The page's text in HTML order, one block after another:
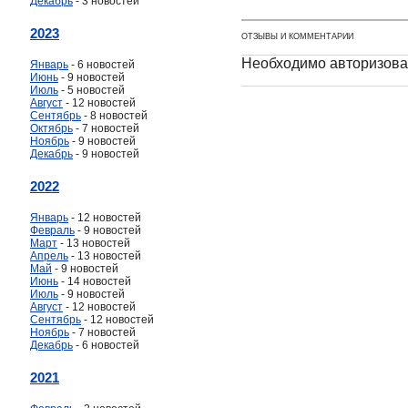
2023
Январь - 6 новостей
Июнь - 9 новостей
Июль - 5 новостей
Август - 12 новостей
Сентябрь - 8 новостей
Октябрь - 7 новостей
Ноябрь - 9 новостей
Декабрь - 9 новостей
2022
Январь - 12 новостей
Февраль - 9 новостей
Март - 13 новостей
Апрель - 13 новостей
Май - 9 новостей
Июнь - 14 новостей
Июль - 9 новостей
Август - 12 новостей
Сентябрь - 12 новостей
Ноябрь - 7 новостей
Декабрь - 6 новостей
2021
ОТЗЫВЫ И КОММЕНТАРИИ
Необходимо